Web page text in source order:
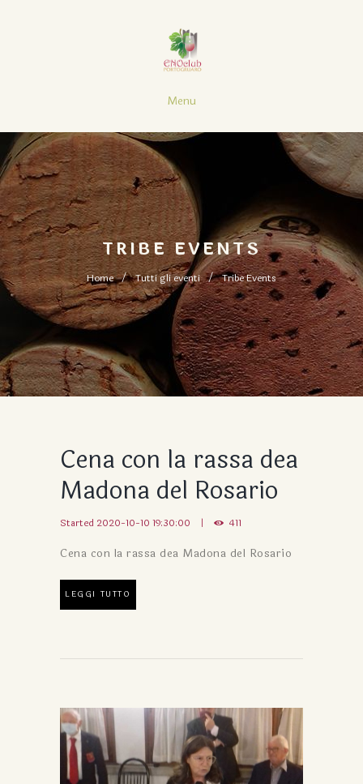
Menu
TRIBE EVENTS
Home Tutti gli eventi Tribe Events
Cena con la rassa dea
Madona del Rosario
Started 2020-10-10 19:30:00 411
Cena con la rassa dea Madona del Rosario
LEGGI TUTTO